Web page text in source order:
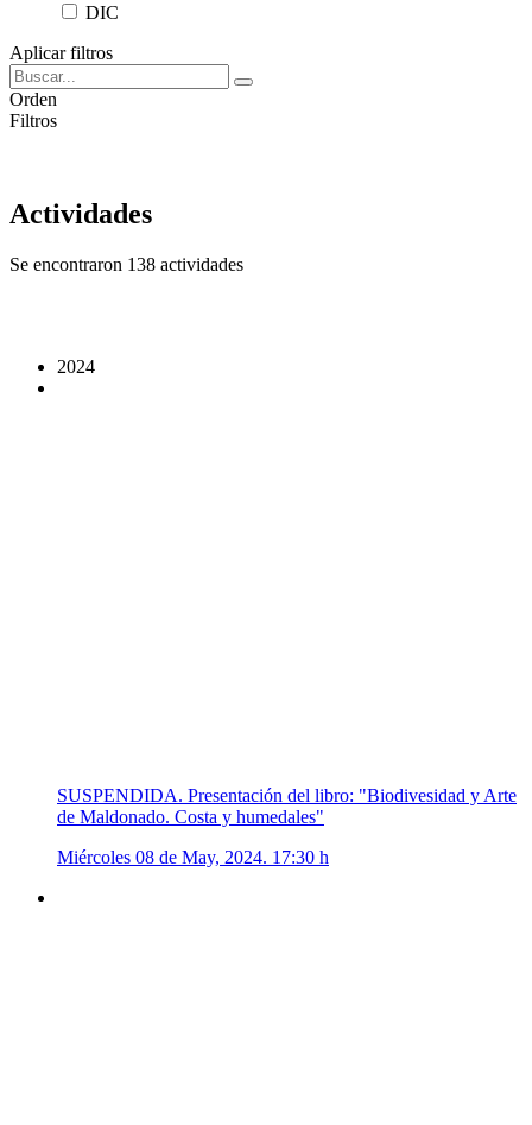
DIC
Aplicar filtros
Orden
Filtros
Actividades
Se encontraron 138 actividades
2024
SUSPENDIDA. Presentación del libro: "Biodivesidad y Arte
de Maldonado. Costa y humedales"
Miércoles 08 de May, 2024. 17:30 h